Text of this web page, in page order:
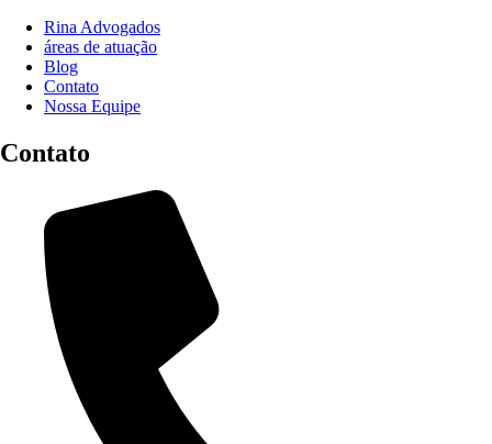
Rina Advogados
áreas de atuação
Blog
Contato
Nossa Equipe
Contato